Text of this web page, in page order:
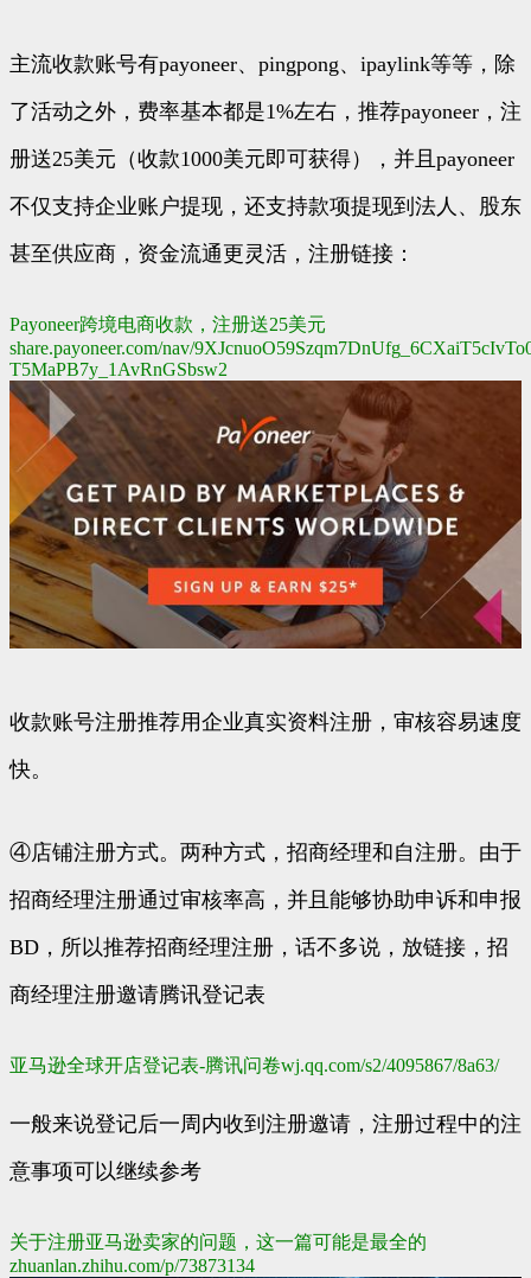
主流收款账号有payoneer、pingpong、ipaylink等等，除
了活动之外，费率基本都是1%左右，推荐payoneer，注
册送25美元（收款1000美元即可获得），并且payoneer
不仅支持企业账户提现，还支持款项提现到法人、股东
甚至供应商，资金流通更灵活，注册链接：
Payoneer跨境电商收款，注册送25美元
share.payoneer.com/nav/
T5MaPB7y_1AvRnGSbsw2
收款账号注册推荐用企业真实资料注册，审核容易速度
快。
④店铺注册方式。两种方式，招商经理和自注册。由于
招商经理注册通过审核率高，并且能够协助申诉和申报
BD，所以推荐招商经理注册，话不多说，放链接，招
商经理注册邀请腾讯登记表
亚马逊全球开店登记表-腾讯问卷wj.qq.com/s2/4095867/8a63/
一般来说登记后一周内收到注册邀请，注册过程中的注
意事项可以继续参考
关于注册亚马逊卖家的问题，这一篇可能是最全的
zhuanlan.zhihu.com/p/73873134